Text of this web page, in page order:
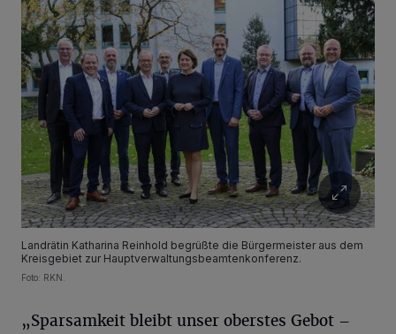
Landrätin Katharina Reinhold begrüßte die Bürgermeister aus dem
Kreisgebiet zur Hauptverwaltungsbeamtenkonferenz.
Foto: RKN.
„Sparsamkeit bleibt unser oberstes Gebot –